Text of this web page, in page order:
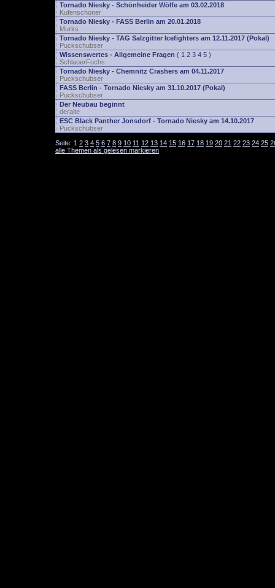
Tornado Niesky - Schönheider Wölfe am 03.02.2018
Kufenschoner
Tornado Niesky - FASS Berlin am 20.01.2018
Murks
Tornado Niesky - TAG Salzgitter Icefighters am 12.11.2017 (Pokal)
Puckschubser
Wissenswertes - Allgemeine Fragen ( 1 2 3 4 5 )
SchlauerFuchs
Tornado Niesky - Chemnitz Crashers am 04.11.2017
Puckschubser
FASS Berlin - Tornado Niesky am 31.10.2017 (Pokal)
Puckschubser
Der Neubau beginnt
deralte
ESC Black Panther Jonsdorf - Tornado Niesky am 14.10.2017
Puckschubser
Seite: 1 2 3 4 5 6 7 8 9 10 11 12 13 14 15 16 17 18 19 20 21 22 23 24 25
alle Themen als gelesen markieren